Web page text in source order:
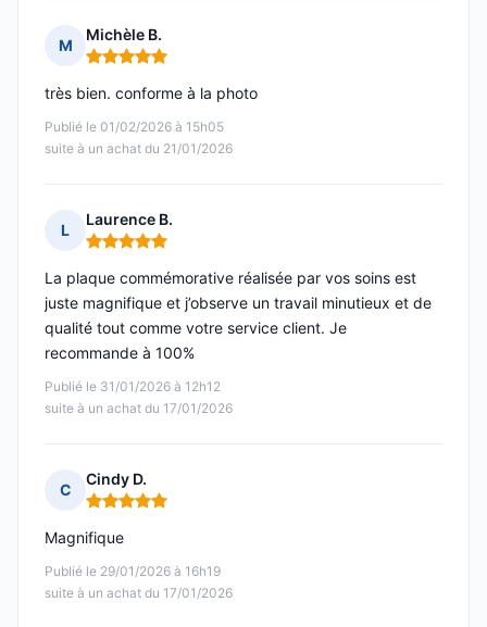
M
Michèle B.
Note : 5 sur 5
Publié le 01/02/2026 à 15h05
suite à un achat du 21/01/2026
très bien. conforme à la photo
L
Laurence B.
Note : 5 sur 5
Publié le 31/01/2026 à 12h12
suite à un achat du 17/01/2026
La plaque commémorative réalisée par vos soins est
juste magnifique et j’observe un travail minutieux et de
qualité tout comme votre service client. Je
recommande à 100%
C
Cindy D.
Note : 5 sur 5
Publié le 29/01/2026 à 16h19
suite à un achat du 17/01/2026
Magnifique